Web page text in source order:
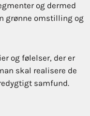
og dermed
grønne omstilling og
og følelser, der er
skal realisere de
samfund.